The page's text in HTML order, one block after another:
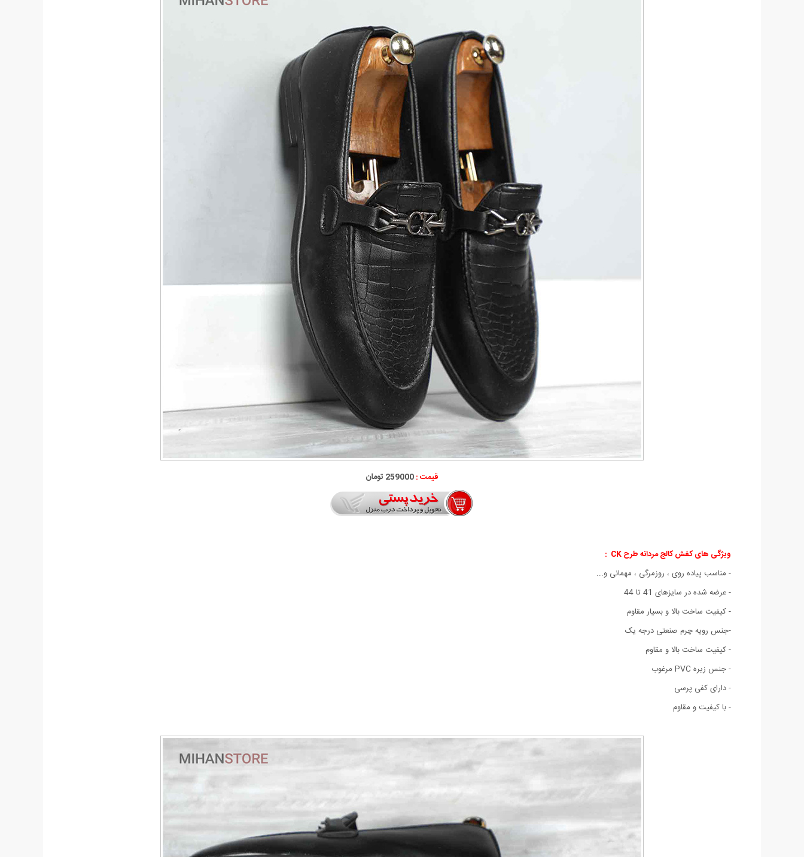
قیمت :259000 تومان
ویژگی های کفش کالج مردانه طرح CK :
- مناسب پیاده روی ، روزمرگی ، مهمانی و...
- عرضه شده در سایزهای 41 تا 44
- کیفیت ساخت بالا و بسیار مقاوم
-جنس رویه چرم صنعتی درجه یک
- کیفیت ساخت بالا و مقاوم
- جنس زیره PVC مرغوب
- دارای کفی پرسی
- با کیفیت و مقاوم